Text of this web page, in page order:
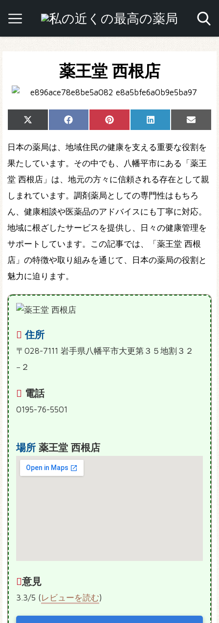
薬王堂 西根店
Share
on
X
(Twitter)
Share
on
Facebook Share
on
Pinterest Share
on
LinkedIn
Share
on
Email
日本の薬局は、地域住民の健康を支える重要な役割を
果たしています。その中でも、八幡平市にある「薬王
堂 西根店」は、地元の方々に信頼される存在として親
しまれています。調剤薬局としての専門性はもちろ
ん、健康相談や医薬品のアドバイスにも丁寧に対応。
地域に根ざしたサービスを提供し、日々の健康管理を
サポートしています。この記事では、「薬王堂 西根
店」の特徴や取り組みを通じて、日本の薬局の役割と
魅力に迫ります。
住所
〒028-7111 岩手県八幡平市大更第３５地割３２
−２
電話
0195-76-5501
場所 薬王堂 西根店
意見
3.3/5 (レビューを読む)